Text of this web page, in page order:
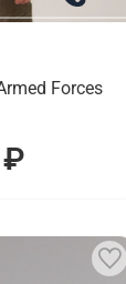
Forces